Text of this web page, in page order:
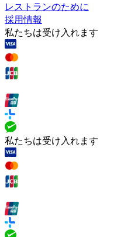
レストランのために
採用情報
私たちは受け入れます
私たちは受け入れます